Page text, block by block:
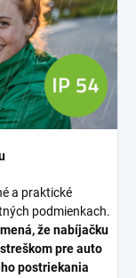
a praktické
podmienkach.
že nabíjačku
pre auto
postriekania